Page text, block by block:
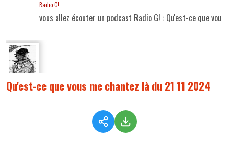
Radio G!
vous allez écouter un podcast Radio G! : Qu'est-ce que
Qu'est-ce que vous me chantez là du 21 11 2024